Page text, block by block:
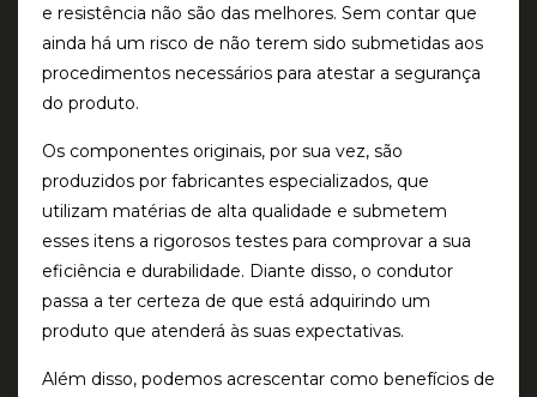
e resistência não são das melhores. Sem contar que
ainda há um risco de não terem sido submetidas aos
procedimentos necessários para atestar a segurança
do produto.
Os componentes originais, por sua vez, são
produzidos por fabricantes especializados, que
utilizam matérias de alta qualidade e submetem
esses itens a rigorosos testes para comprovar a sua
eficiência e durabilidade. Diante disso, o condutor
passa a ter certeza de que está adquirindo um
produto que atenderá às suas expectativas.
Além disso, podemos acrescentar como benefícios de